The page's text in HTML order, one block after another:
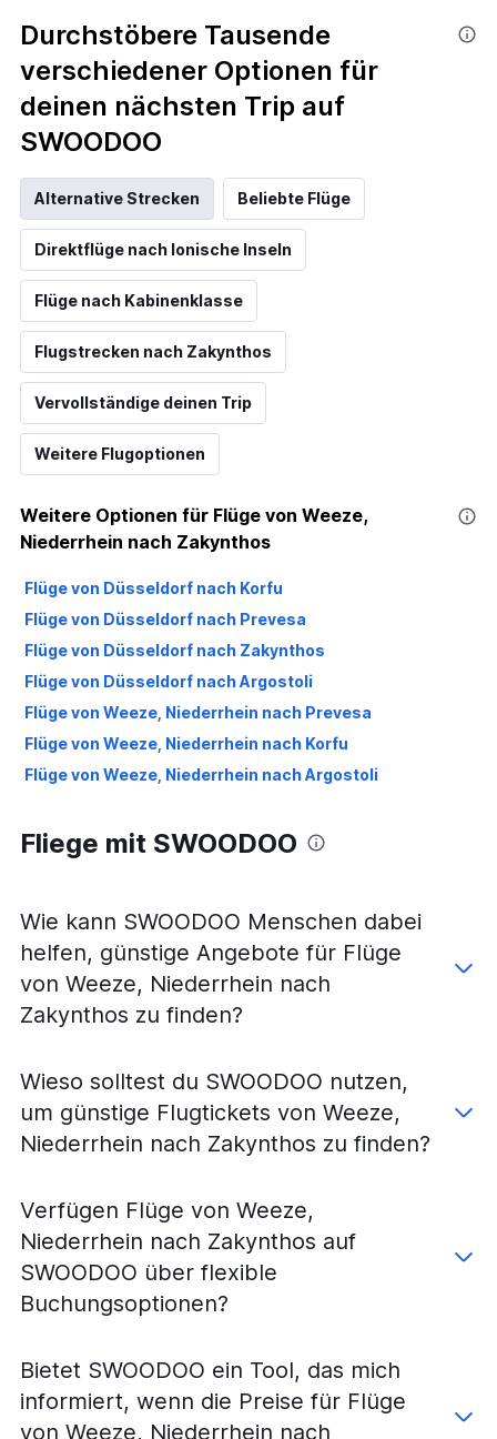
Durchstöbere Tausende
verschiedener Optionen für
deinen nächsten Trip auf
SWOODOO
Alternative Strecken Beliebte Flüge
Direktflüge nach Ionische Inseln
Flüge nach Kabinenklasse
Flugstrecken nach Zakynthos
Vervollständige deinen Trip
Weitere Flugoptionen
Weitere Optionen für Flüge von Weeze,
Niederrhein nach Zakynthos
Flüge von Düsseldorf nach Korfu
Flüge von Düsseldorf nach Prevesa
Flüge von Düsseldorf nach Zakynthos
Flüge von Düsseldorf nach Argostoli
Flüge von Weeze, Niederrhein nach Prevesa
Flüge von Weeze, Niederrhein nach Korfu
Flüge von Weeze, Niederrhein nach Argostoli
Fliege mit SWOODOO
Wie kann SWOODOO Menschen dabei
helfen, günstige Angebote für Flüge
von Weeze, Niederrhein nach
Zakynthos zu finden?
Wieso solltest du SWOODOO nutzen,
um günstige Flugtickets von Weeze,
Niederrhein nach Zakynthos zu finden?
Verfügen Flüge von Weeze,
Niederrhein nach Zakynthos auf
SWOODOO über flexible
Buchungsoptionen?
Bietet SWOODOO ein Tool, das mich
informiert, wenn die Preise für Flüge
von Weeze, Niederrhein nach